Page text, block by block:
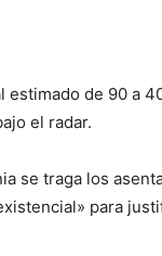
estimado de 90 a
el radar.
se traga los
para